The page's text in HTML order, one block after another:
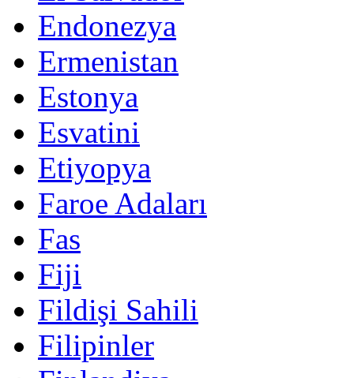
Endonezya
Ermenistan
Estonya
Esvatini
Etiyopya
Faroe Adaları
Fas
Fiji
Fildişi Sahili
Filipinler